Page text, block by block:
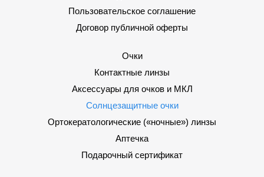
Пользовательское соглашение
Договор публичной оферты
Очки
Контактные линзы
Аксессуары для очков и МКЛ
Солнцезащитные очки
Ортокератологические («ночные») линзы
Аптечка
Подарочный сертификат